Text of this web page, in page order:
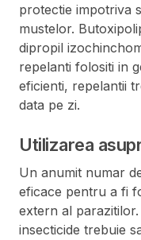
protectie impotriva
mustelor.
dipropil
repelanti folositi in
eficienti, repelantii
data pe zi.
Utilizarea
Un anumit numar
eficace pentru a fi
extern al
insecticide trebuie